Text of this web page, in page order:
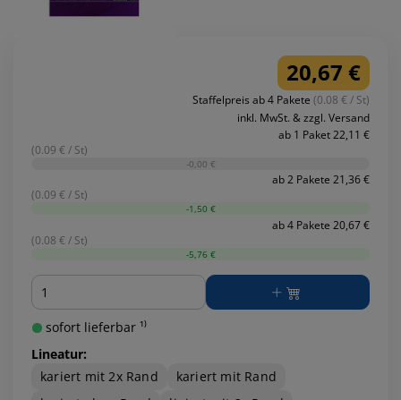
20,67 €
Staffelpreis ab 4 Pakete (0.08 € / St)
inkl. MwSt. & zzgl. Versand
ab 1 Paket 22,11 €
(0.09 € / St)
-0,00 €
ab 2 Pakete 21,36 €
(0.09 € / St)
-1,50 €
ab 4 Pakete 20,67 €
(0.08 € / St)
-5,76 €
Menge
sofort lieferbar ¹⁾
Lineatur:
kariert mit 2x Rand
kariert mit Rand